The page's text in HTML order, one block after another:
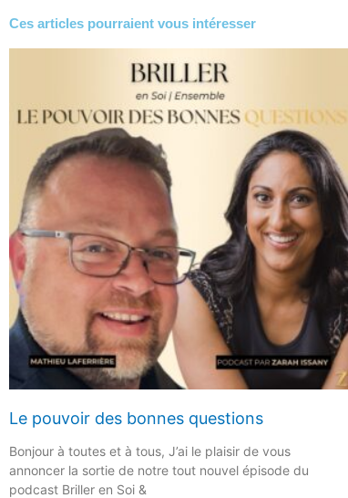
Ces articles pourraient vous intéresser
Le pouvoir des bonnes questions
Bonjour à toutes et à tous, J’ai le plaisir de vous
annoncer la sortie de notre tout nouvel épisode du
podcast Briller en Soi &